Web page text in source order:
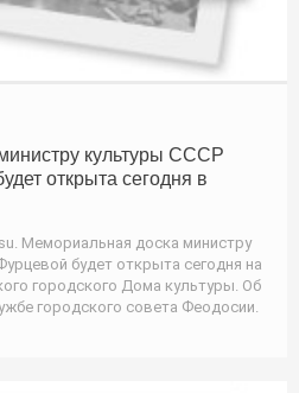
культуры СССР
открыта сегодня в
Мемориальная доска министру
будет открыта сегодня на
городского Дома культуры. Об
городского совета Феодосии.